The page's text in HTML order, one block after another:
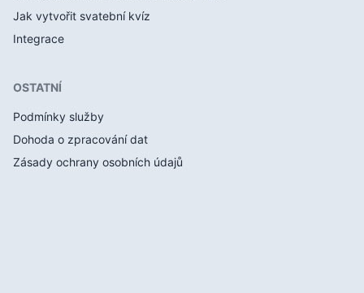
Jak vytvořit svatební kvíz
Integrace
OSTATNÍ
Podmínky služby
Dohoda o zpracování dat
Zásady ochrany osobních údajů